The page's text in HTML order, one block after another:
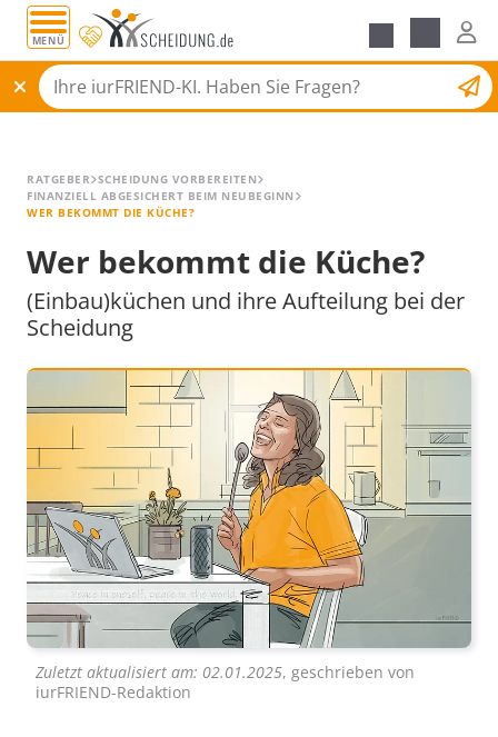
MENÜ
Scheidungsantrag
Alle Ratgeber
RATGEBER SCHEIDUNG VORBEREITEN
FINANZIELL ABGESICHERT BEIM NEUBEGINN
WER BEKOMMT DIE KÜCHE?
Wer bekommt die Küche?
(Einbau)küchen und ihre Aufteilung bei der
Scheidung
Zuletzt aktualisiert am: 02.01.2025, geschrieben von
iurFRIEND-Redaktion